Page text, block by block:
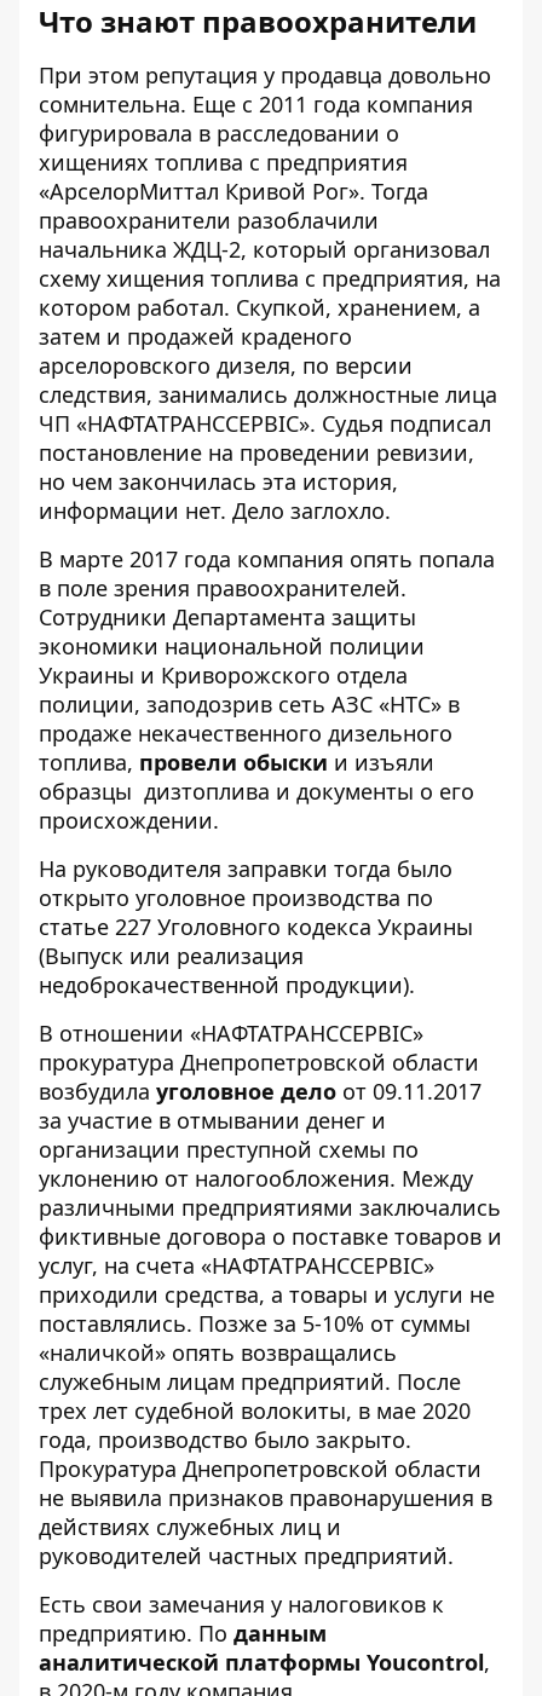
Что знают правоохранители
При этом репутация у продавца довольно
сомнительна. Еще с 2011 года компания
фигурировала в расследовании о
хищениях топлива с предприятия
«АрселорМиттал Кривой Рог». Тогда
правоохранители разоблачили
начальника ЖДЦ-2, который организовал
схему хищения топлива с предприятия, на
котором работал. Скупкой, хранением, а
затем и продажей краденого
арселоровского дизеля, по версии
следствия, занимались должностные лица
ЧП «НАФТАТРАНССЕРВІС». Судья подписал
постановление на проведении ревизии,
но чем закончилась эта история,
информации нет. Дело заглохло.
В марте 2017 года компания опять попала
в поле зрения правоохранителей.
Сотрудники Департамента защиты
экономики национальной полиции
Украины и Криворожского отдела
полиции, заподозрив сеть АЗС «НТС» в
продаже некачественного дизельного
топлива, провели обыски и изъяли
образцы дизтоплива и документы о его
происхождении.
На руководителя заправки тогда было
открыто уголовное производства по
статье 227 Уголовного кодекса Украины
(Выпуск или реализация
недоброкачественной продукции).
В отношении «НАФТАТРАНССЕРВІС»
прокуратура Днепропетровской области
возбудила уголовное дело от 09.11.2017
за участие в отмывании денег и
организации преступной схемы по
уклонению от налогообложения. Между
различными предприятиями заключались
фиктивные договора о поставке товаров и
услуг, на счета «НАФТАТРАНССЕРВІС»
приходили средства, а товары и услуги не
поставлялись. Позже за 5-10% от суммы
«наличкой» опять возвращались
служебным лицам предприятий. После
трех лет судебной волокиты, в мае 2020
года, производство было закрыто.
Прокуратура Днепропетровской области
не выявила признаков правонарушения в
действиях служебных лиц и
руководителей частных предприятий.
Есть свои замечания у налоговиков к
предприятию. По данным
аналитической платформы Youcontrol,